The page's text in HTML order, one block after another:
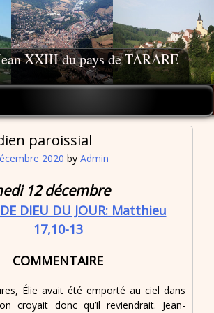
XXIII du pays de TARARE
paroissial
2020 by Admin
12 décembre
DE DIEU DU JOUR: Matthieu
17,10-13
COMMENTAIRE
Élie avait été emporté au ciel dans
croyait donc qu’il reviendrait. Jean-